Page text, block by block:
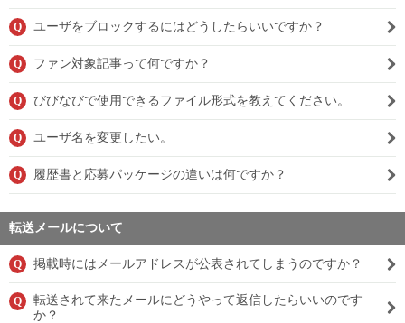
Q ユーザをブロックするにはどうしたらいいですか？
Q ファン対象記事って何ですか？
Q びびなびで使用できるファイル形式を教えてください。
Q ユーザ名を変更したい。
Q 履歴書と応募パッケージの違いは何ですか？
転送メールについて
Q 掲載時にはメールアドレスが公表されてしまうのですか？
Q
転送されて来たメールにどうやって返信したらいいのです
か？